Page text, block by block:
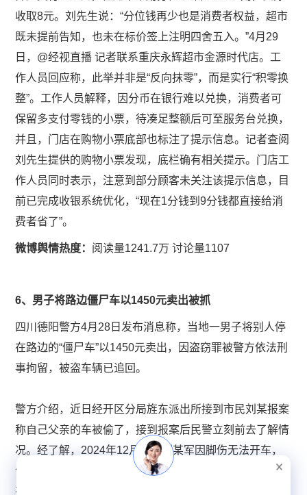
收取8元。刘先生说：“分位钱再少也是消费者权益，超市
既未提前告知，也未在标价签上注明四舍五入。”4月29
日， @经视直播 记者联系重庆永辉超市金源时代店。工
作人员回应称，此举并非是“反向抹零”，而是实行“积零换
整”。工作人员解释，因分币在银行难以兑换，消费者可
保留多支付零钱的小票，待凑足整额后可至服务台兑换，
并且，门店在购物小票底部也标注了提示信息。记者查阅
刘先生提供的购物小票发现，底栏确有相关提示。门店工
作人员同时表示，注意到部分顾客未关注该提示信息，目
前已完成收银系统优化，“现在1分钱到9分钱都直接给消
费者省了”。
微博舆情热度： 阅读量1241.7万 讨论量1107
​6、男子将路边僵尸车以1450元卖出被抓
四川德阳警方4月28日发布消息称，当地一男子将别人停
在路边的“僵尸车”以1450元卖出，因盗窃罪被警方依法刑
事拘留，被盗车辆已追回。
警方介绍，近日经开区分局旌东派出所接到市民刘某报案
称自己父亲的车被偷了，接到报案后民警立刻前去了解情
况。经了解，2024年12月车主刘某军因脚伤无法开车，
便将自己的银色五菱面包车停靠在路边长期未使用。但就
在最近其子刘某发现车辆失踪，于是立刻报警。